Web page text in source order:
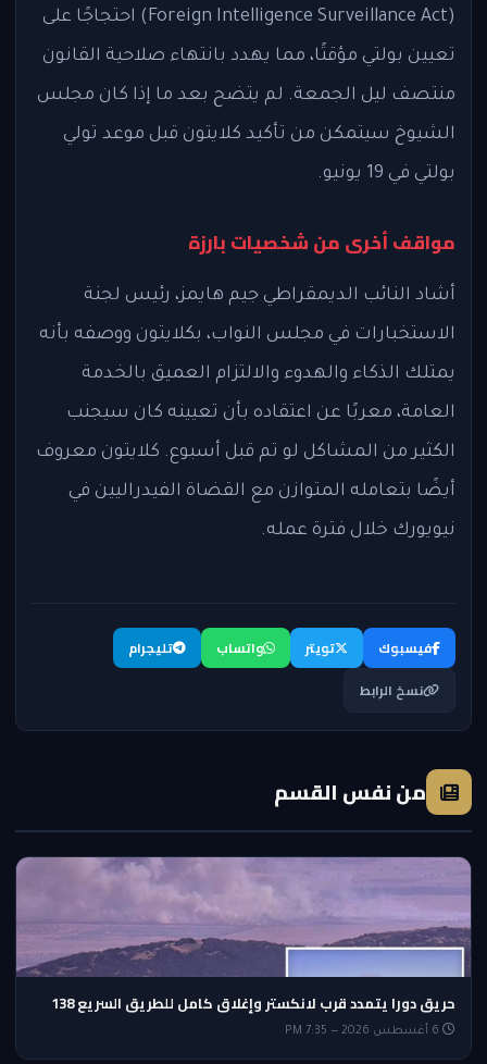
(Foreign Intelligence Surveillance Act) احتجاجًا على
تعيين بولتي مؤقتًا، مما يهدد بانتهاء صلاحية القانون
منتصف ليل الجمعة. لم يتضح بعد ما إذا كان مجلس
الشيوخ سيتمكن من تأكيد كلايتون قبل موعد تولي
بولتي في 19 يونيو.
مواقف أخرى من شخصيات بارزة
أشاد النائب الديمقراطي جيم هايمز، رئيس لجنة
الاستخبارات في مجلس النواب، بكلايتون ووصفه بأنه
يمتلك الذكاء والهدوء والالتزام العميق بالخدمة
العامة، معربًا عن اعتقاده بأن تعيينه كان سيجنب
الكثير من المشاكل لو تم قبل أسبوع. كلايتون معروف
أيضًا بتعامله المتوازن مع القضاة الفيدراليين في
نيويورك خلال فترة عمله.
فيسبوك تويتر واتساب
تليجرام
نسخ الرابط
من نفس القسم
حريق دورا يتمدد قرب لانكستر وإغلاق كامل للطريق السريع 138